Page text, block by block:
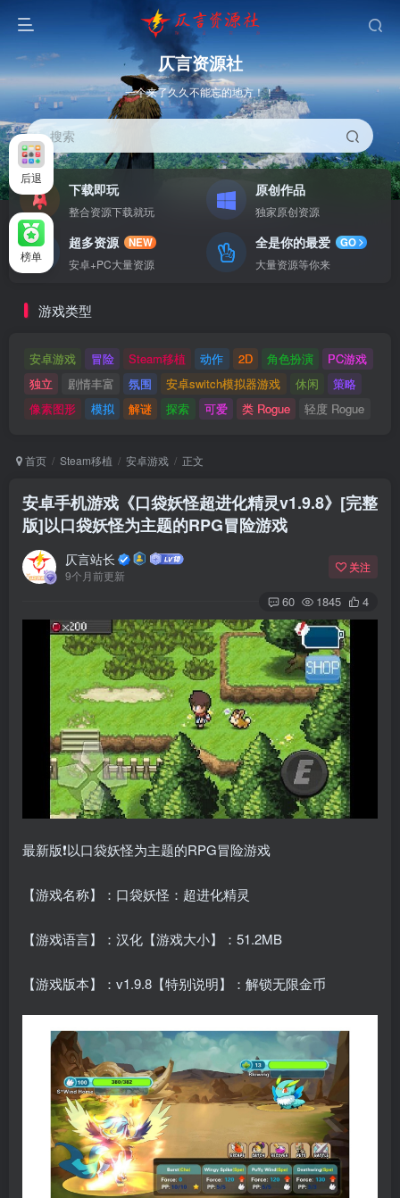
仄言资源社
一个来了久久不能忘的地方！！
搜索
下载即玩
整合资源下载就玩
原创作品
独家原创资源
超多资源
NEW
安卓+PC大量资源
全是你的最爱
GO
大量资源等你来
游戏类型
安卓游戏 冒险 Steam移植 动作 2D 角色扮演
PC游戏
独立
剧情丰富 氛围 安卓switch模拟器游戏 休闲
策略
像素图形
模拟 解谜 探索 可爱 类 Rogue 轻度 Rogue
首页 Steam移植 安卓游戏 正文
安卓手机游戏《口袋妖怪超进化精灵v1.9.8》[完整
版]以口袋妖怪为主题的RPG冒险游戏
仄言站长
9个月前更新
关注
60 1845 4
最新版❗以口袋妖怪为主题的RPG冒险游戏
【游戏名称】：口袋妖怪：超进化精灵
【游戏语言】：汉化【游戏大小】：51.2MB
【游戏版本】：v1.9.8【特别说明】：解锁无限金币
后退
榜单